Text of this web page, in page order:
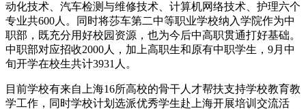
动化技术、汽车检测与维修技术、计算机网络技术、护理六个
专业共600人。同时将莎车第二中等职业学校纳入学院作为中
职部，既充分用好校园资源，也为今后中高职贯通打好基础。
中职部对应招收2000人，加上高职生和原有中职学生，9月中
旬开学在校生共计3931人。
目前学校有来自上海16所高校的骨干人才帮扶支持学校教育教
学工作，同时学校计划选派优秀学生赴上海开展培训交流活